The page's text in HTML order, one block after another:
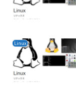
Linux